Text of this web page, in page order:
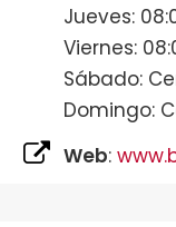
Jueves:
Viernes:
Sábado:
Domingo:
Web: